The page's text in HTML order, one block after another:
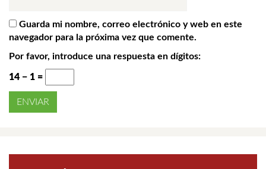
Guarda mi nombre, correo electrónico y web en este
navegador para la próxima vez que comente.
Por favor, introduce una respuesta en dígitos:
14 − 1 =